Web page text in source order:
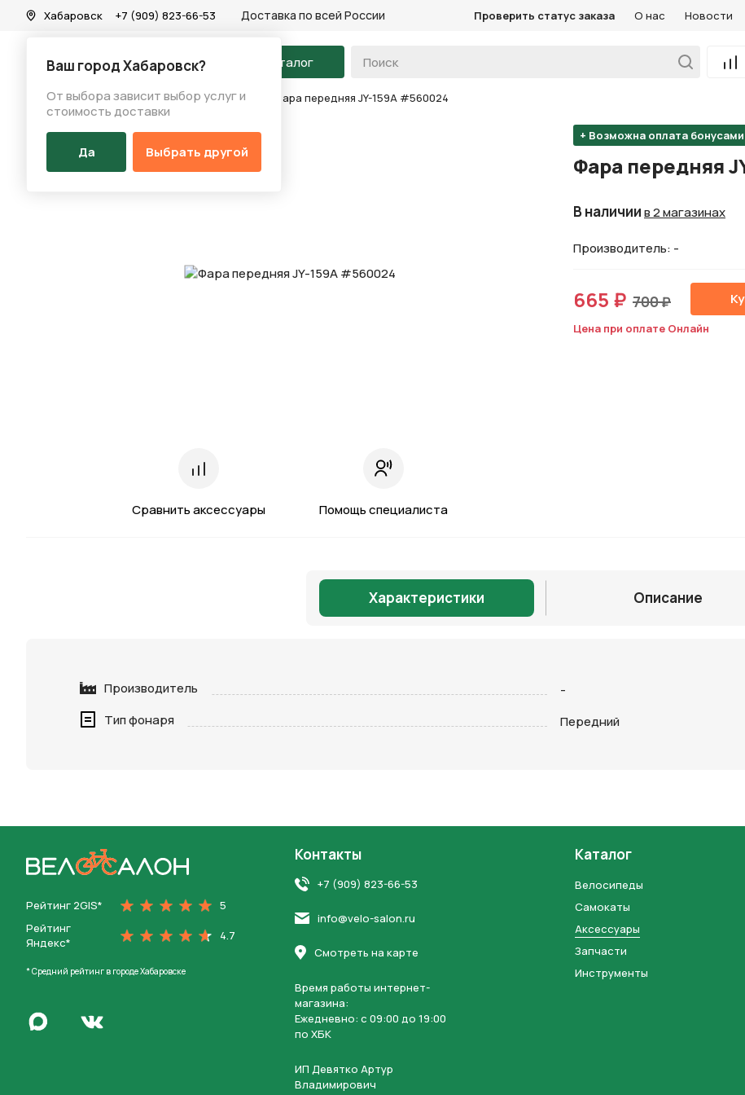
Хабаровск
Ваш город Хабаровск?
От выбора зависит выбор услуг и
стоимость доставки
Да Выбрать другой
+7 (909) 823-66-53 Доставка по всей России Проверить статус заказа О нас Новости
На главную Каталог
Каталог/Аксессуары/Фонарь (перед/зад) Фара передняя JY-159A #560024
Сравнить аксессуары Помощь специалиста
+ Возможна оплата бонусами
Фара передняя
В наличиив 2 магазинах
Производитель: -
665 ₽ 700 ₽
Цена при оплате Онлайн
Характеристики Описание
Производитель
-
Тип фонаря
Передний
Рейтинг 2GIS*
5
Рейтинг
Яндекс*
4.7
* Средний рейтинг в городе Хабаровске
Написать в MaxПерейти во Вконтакте
Контакты
+7 (909) 823-66-53
info@velo-salon.ru
Смотреть на карте
Время работы интернет-
магазина:
Ежедневно: c 09:00 до 19:00
по ХБК
ИП Девятко Артур
Владимирович
Каталог
Велосипеды
Самокаты
Аксессуары
Запчасти
Инструменты
Отправить
Нажимая на кнопку “Отправить заявку”, вы даетесогласие на обработку